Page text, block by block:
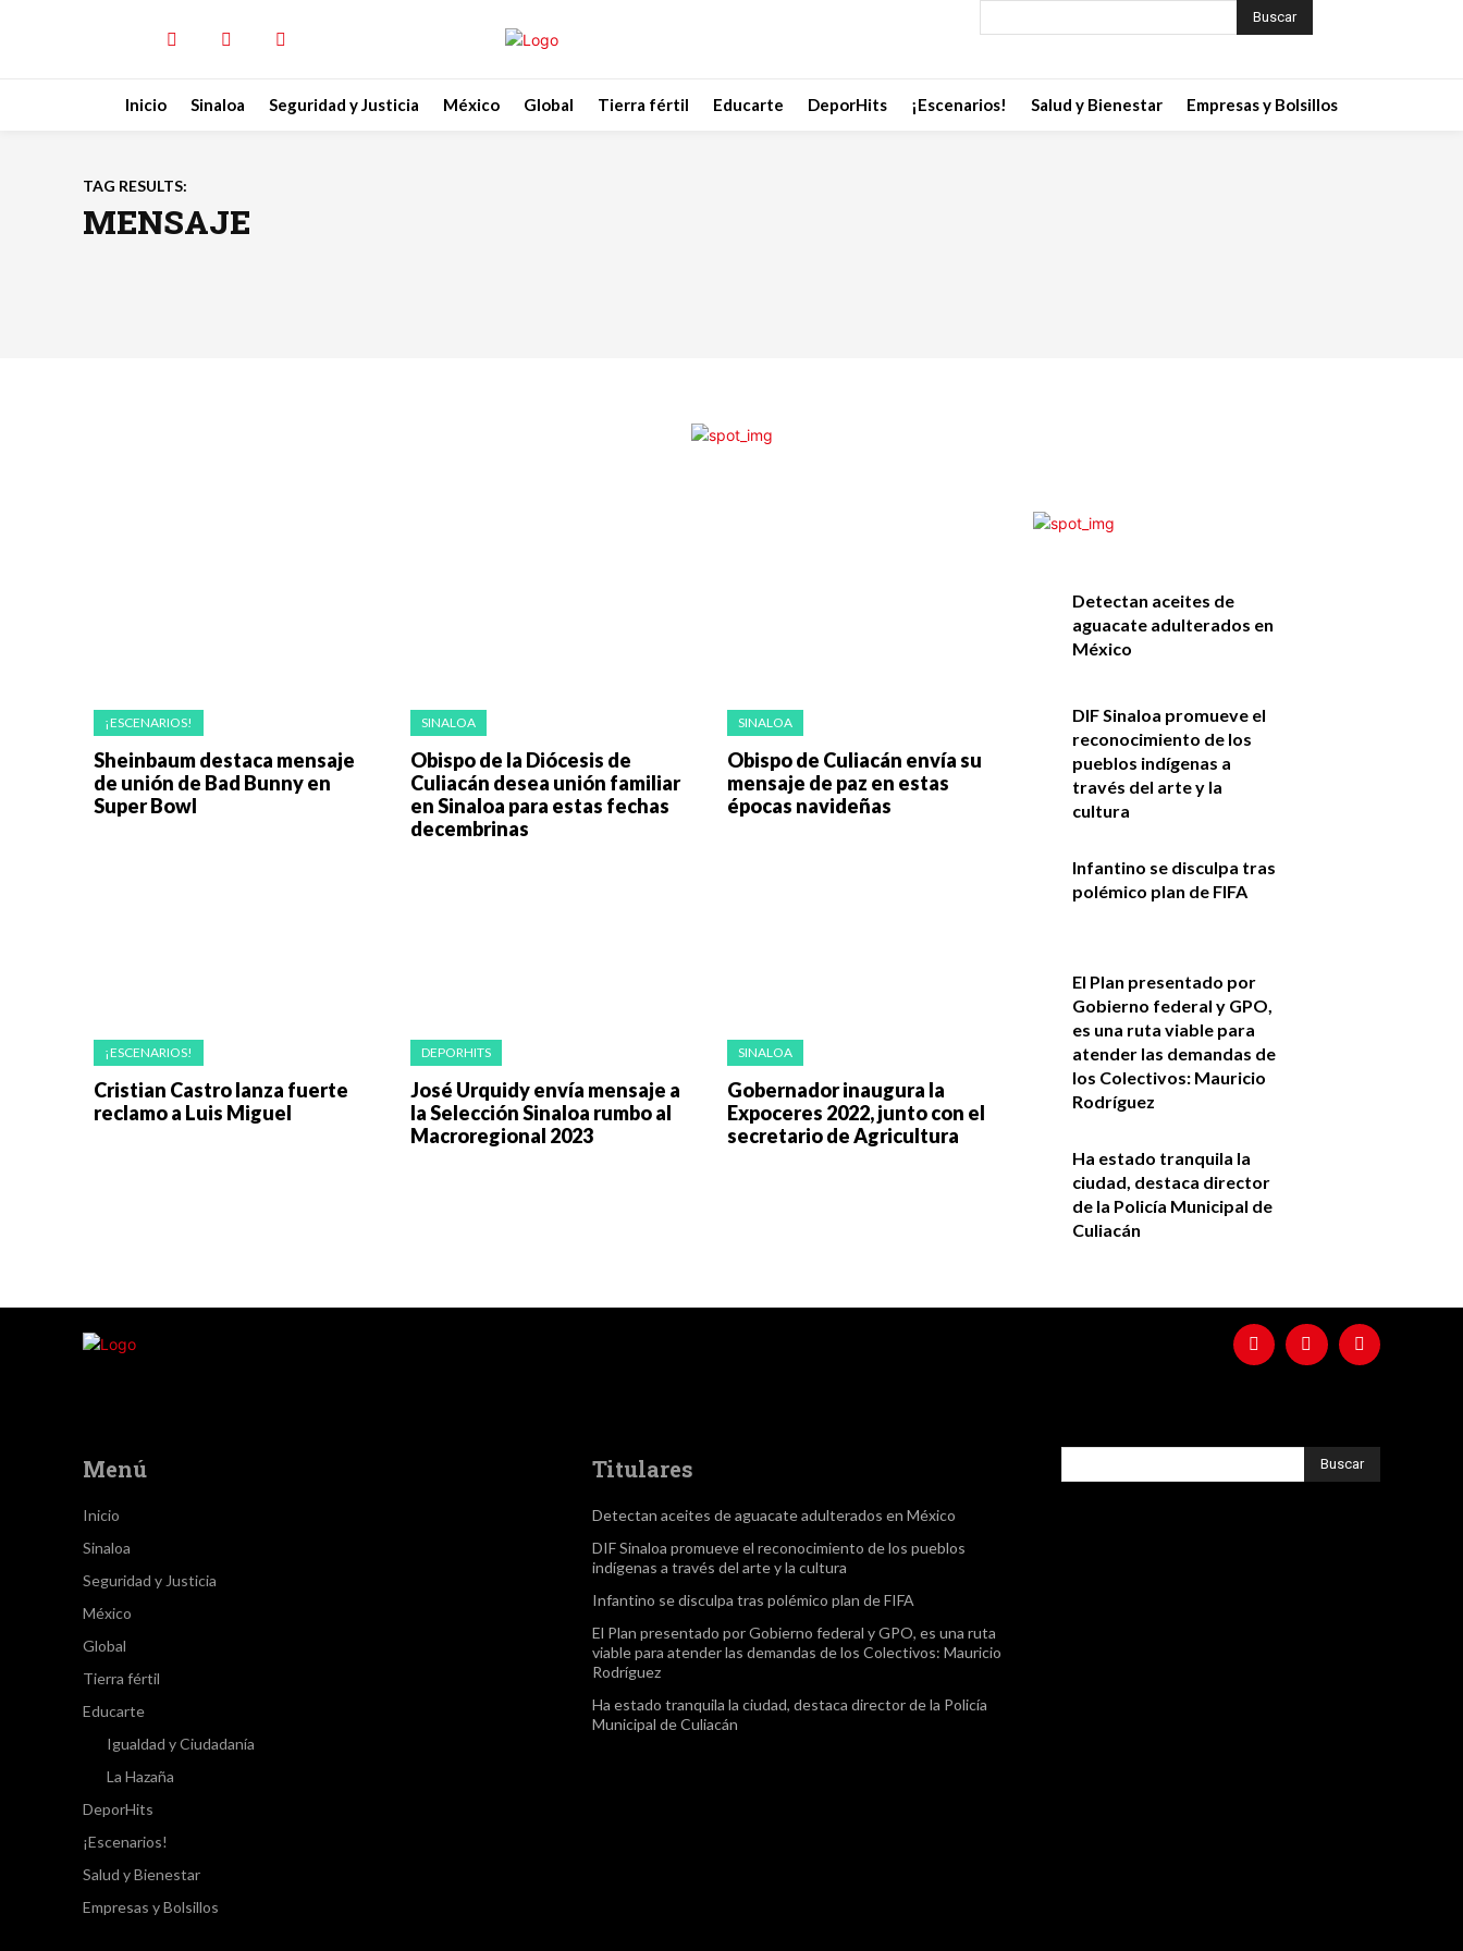
Buscar
Inicio Sinaloa Seguridad y Justicia México Global Tierra fértil Educarte DeporHits ¡Escenarios! Salud y Bienestar Empresas y Bolsillos
TAG RESULTS:
MENSAJE
¡ESCENARIOS!
Sheinbaum destaca mensaje
de unión de Bad Bunny en
Super Bowl
SINALOA
Obispo de la Diócesis de
Culiacán desea unión familiar
en Sinaloa para estas fechas
decembrinas
SINALOA
Obispo de Culiacán envía su
mensaje de paz en estas
épocas navideñas
¡ESCENARIOS!
Cristian Castro lanza fuerte
reclamo a Luis Miguel
DEPORHITS
José Urquidy envía mensaje a
la Selección Sinaloa rumbo al
Macroregional 2023
SINALOA
Gobernador inaugura la
Expoceres 2022, junto con el
secretario de Agricultura
Detectan aceites de
aguacate adulterados en
México
DIF Sinaloa promueve el
reconocimiento de los
pueblos indígenas a
través del arte y la
cultura
Infantino se disculpa tras
polémico plan de FIFA
El Plan presentado por
Gobierno federal y GPO,
es una ruta viable para
atender las demandas de
los Colectivos: Mauricio
Rodríguez
Ha estado tranquila la
ciudad, destaca director
de la Policía Municipal de
Culiacán
Menú
Inicio
Sinaloa
Seguridad y Justicia
México
Global
Tierra fértil
Educarte
Igualdad y Ciudadanía
La Hazaña
DeporHits
¡Escenarios!
Salud y Bienestar
Empresas y Bolsillos
Titulares
Detectan aceites de aguacate adulterados en México
DIF Sinaloa promueve el reconocimiento de los pueblos
indígenas a través del arte y la cultura
Infantino se disculpa tras polémico plan de FIFA
El Plan presentado por Gobierno federal y GPO, es una ruta
viable para atender las demandas de los Colectivos: Mauricio
Rodríguez
Ha estado tranquila la ciudad, destaca director de la Policía
Municipal de Culiacán
Buscar